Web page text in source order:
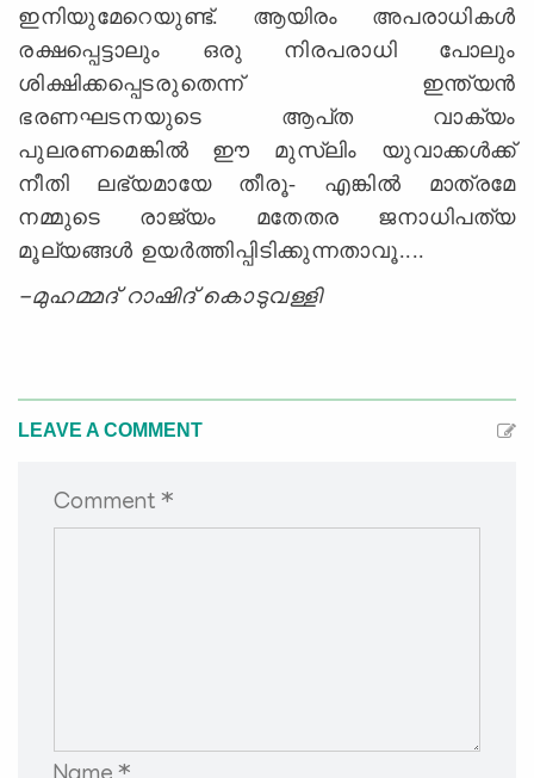
ഇനിയുമേറെയുണ്ട്‌. ആയിരം അപരാധികള്‍
രക്ഷപ്പെട്ടാലും ഒരു നിരപരാധി പോലും
ശിക്ഷിക്കപ്പെടരുതെന്ന്‌ ഇന്ത്യന്‍
ഭരണഘടനയുടെ ആപ്‌ത വാക്യം
പുലരണമെങ്കില്‍ ഈ മുസ്‌ലിം യുവാക്കള്‍ക്ക്‌
നീതി ലഭ്യമായേ തീരൂ- എങ്കില്‍ മാത്രമേ
നമ്മുടെ രാജ്യം മതേതര ജനാധിപത്യ
മൂല്യങ്ങള്‍ ഉയര്‍ത്തിപ്പിടിക്കുന്നതാവൂ....
-മുഹമ്മദ് റാഷിദ് കൊടുവള്ളി
LEAVE A COMMENT
Comment *